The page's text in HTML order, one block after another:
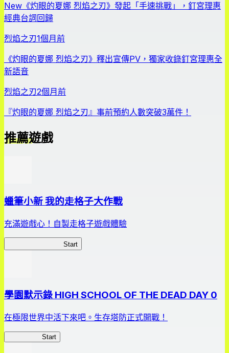
New 《灼眼的夏娜 烈焰之刃》發起「手速挑戰」，釘宮理惠
經典台詞回歸
烈焰之刃1個月前
《灼眼的夏娜 烈焰之刃》釋出宣傳PV，獨家收錄釘宮理惠全
新語音
烈焰之刃2個月前
『灼眼的夏娜 烈焰之刃』事前預約人數突破3萬件！
推薦遊戲
蠟筆小新 我的走格子大作戰
充滿遊戲心！自製走格子遊戲體驗
Start
學園默示錄 HIGH SCHOOL OF THE DEAD DAY 0
在極限世界中活下來吧。生存塔防正式開戰！
Start